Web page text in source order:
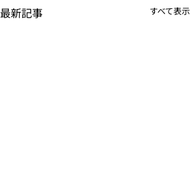
最新記事 すべて表示